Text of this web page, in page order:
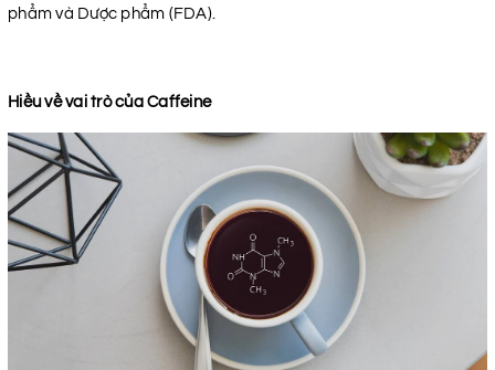
phẩm và Dược phẩm (FDA).
Hiều về vai trò của Caffeine